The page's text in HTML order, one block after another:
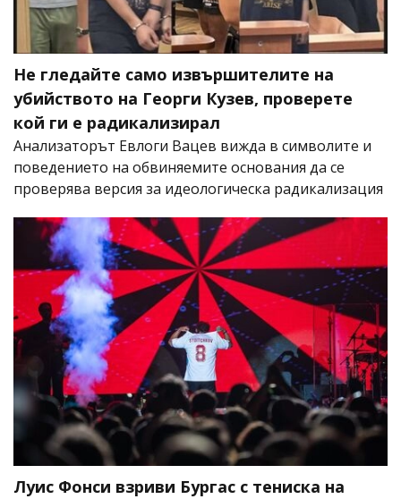
Не гледайте само извършителите на
убийството на Георги Кузев, проверете
кой ги е радикализирал
Анализаторът Евлоги Вацев вижда в символите и
поведението на обвиняемите основания да се
проверява версия за идеологическа радикализация
Луис Фонси взриви Бургас с тениска на